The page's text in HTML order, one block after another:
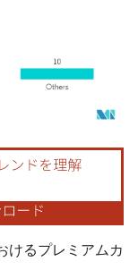
表示が必要です。
けるプレミアムカ